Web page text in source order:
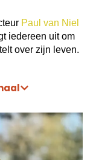
Paul van Niel
iedereen uit om
over zijn leven.